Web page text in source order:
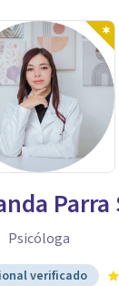
Parra
Psicóloga
verificado